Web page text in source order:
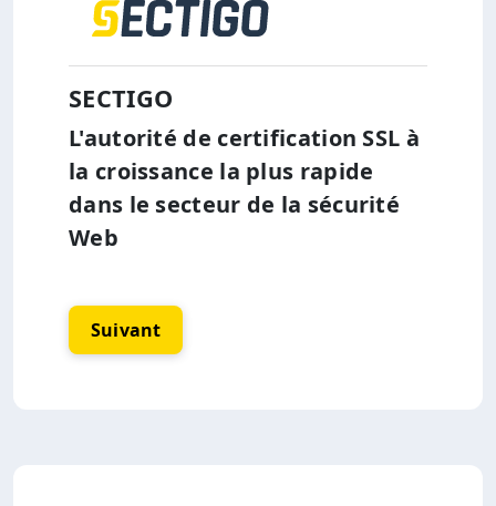
SECTIGO
L'autorité de certification SSL à
la croissance la plus rapide
dans le secteur de la sécurité
Web
Suivant